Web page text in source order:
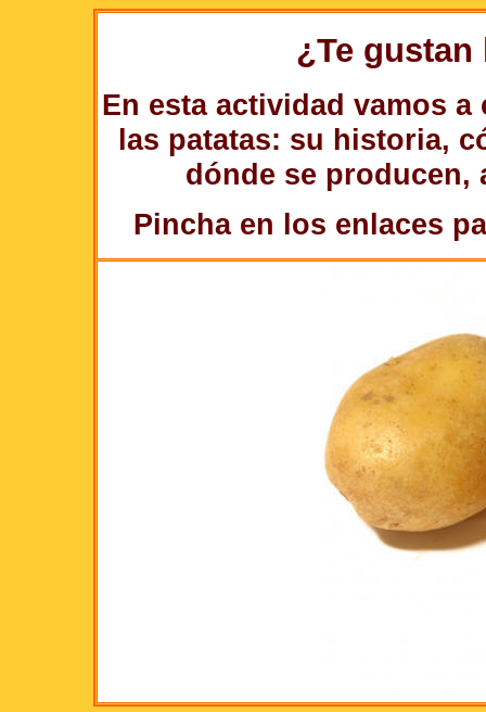
¿Te
En esta actividad vamos
las patatas: su historia,
dónde se producen,
Pincha en los enlaces